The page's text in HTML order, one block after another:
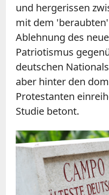
und hergerissen
mit dem
Ablehnung des
Patriotismus
deutschen
aber hinter den
Protestanten
Studie betont.